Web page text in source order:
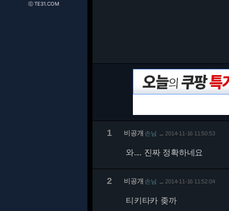
ⓒ TE31.COM
1 비공개 손님 2014-11-16 11:50:53
와.... 진짜 정확하네요
2 비공개 손님 2014-11-16 11:52:04
티키타카 좆까